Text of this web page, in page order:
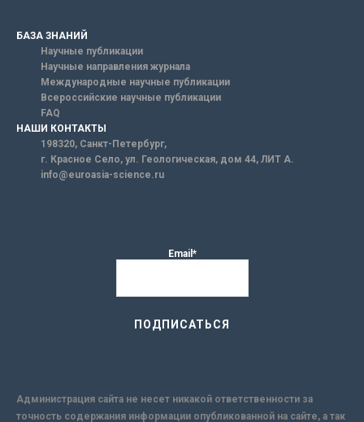
БАЗА ЗНАНИЙ
Научные публикации
Научные направления журнала
Международные научные публикации
Всероссийские научные публикации
FAQ
НАШИ КОНТАКТЫ
198320, Санкт-Петербург,
г. Красное Село, ул. Геологическая, дом 44, ЛИТ А.
info@euroasia-science.ru
Email*
Администрация сайта не несет никакой ответственности за
точность содержания информации опубликованной на сайте, а так